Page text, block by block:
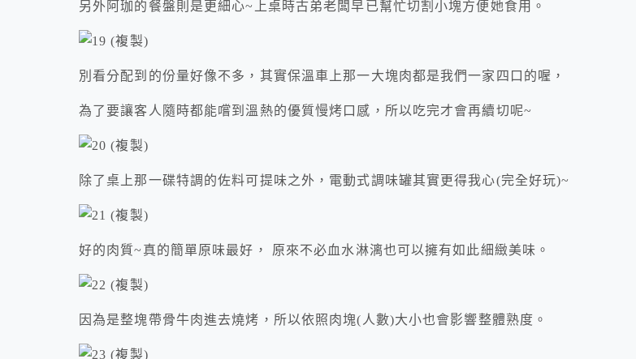
另外阿珈的餐盤則是更細心~上桌時古弟老闆早已幫忙切割小塊方便她食用。
別看分配到的份量好像不多，其實保溫車上那一大塊肉都是我們一家四口的喔，
為了要讓客人隨時都能嚐到溫熱的優質慢烤口感，所以吃完才會再續切呢~
除了桌上那一碟特調的佐料可提味之外，電動式調味罐其實更得我心(完全好玩)~
好的肉質~真的簡單原味最好， 原來不必血水淋漓也可以擁有如此細緻美味。
因為是整塊帶骨牛肉進去燒烤，所以依照肉塊(人數)大小也會影響整體熟度。